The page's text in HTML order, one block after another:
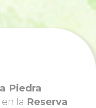
Piedra
la Reserva